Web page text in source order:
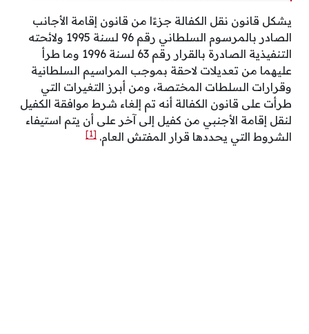
يشكل قانون نقل الكفالة جزءًا من قانون إقامة الأجانب
الصادر بالمرسوم السلطاني رقم 96 لسنة 1995 ولائحته
التنفيذية الصادرة بالقرار رقم 63 لسنة 1996 وما طرأ
عليهما من تعديلات لاحقة بموجب المراسيم السلطانية
وقرارات السلطات المختصة، ومن أبرز التغيرات التي
طرأت على قانون الكفالة أنه تم إلغاء شرط موافقة الكفيل
لنقل إقامة الأجنبي من كفيل إلى آخر على أن يتم استيفاء
الشروط التي يحددها قرار المفتش العام. [1]